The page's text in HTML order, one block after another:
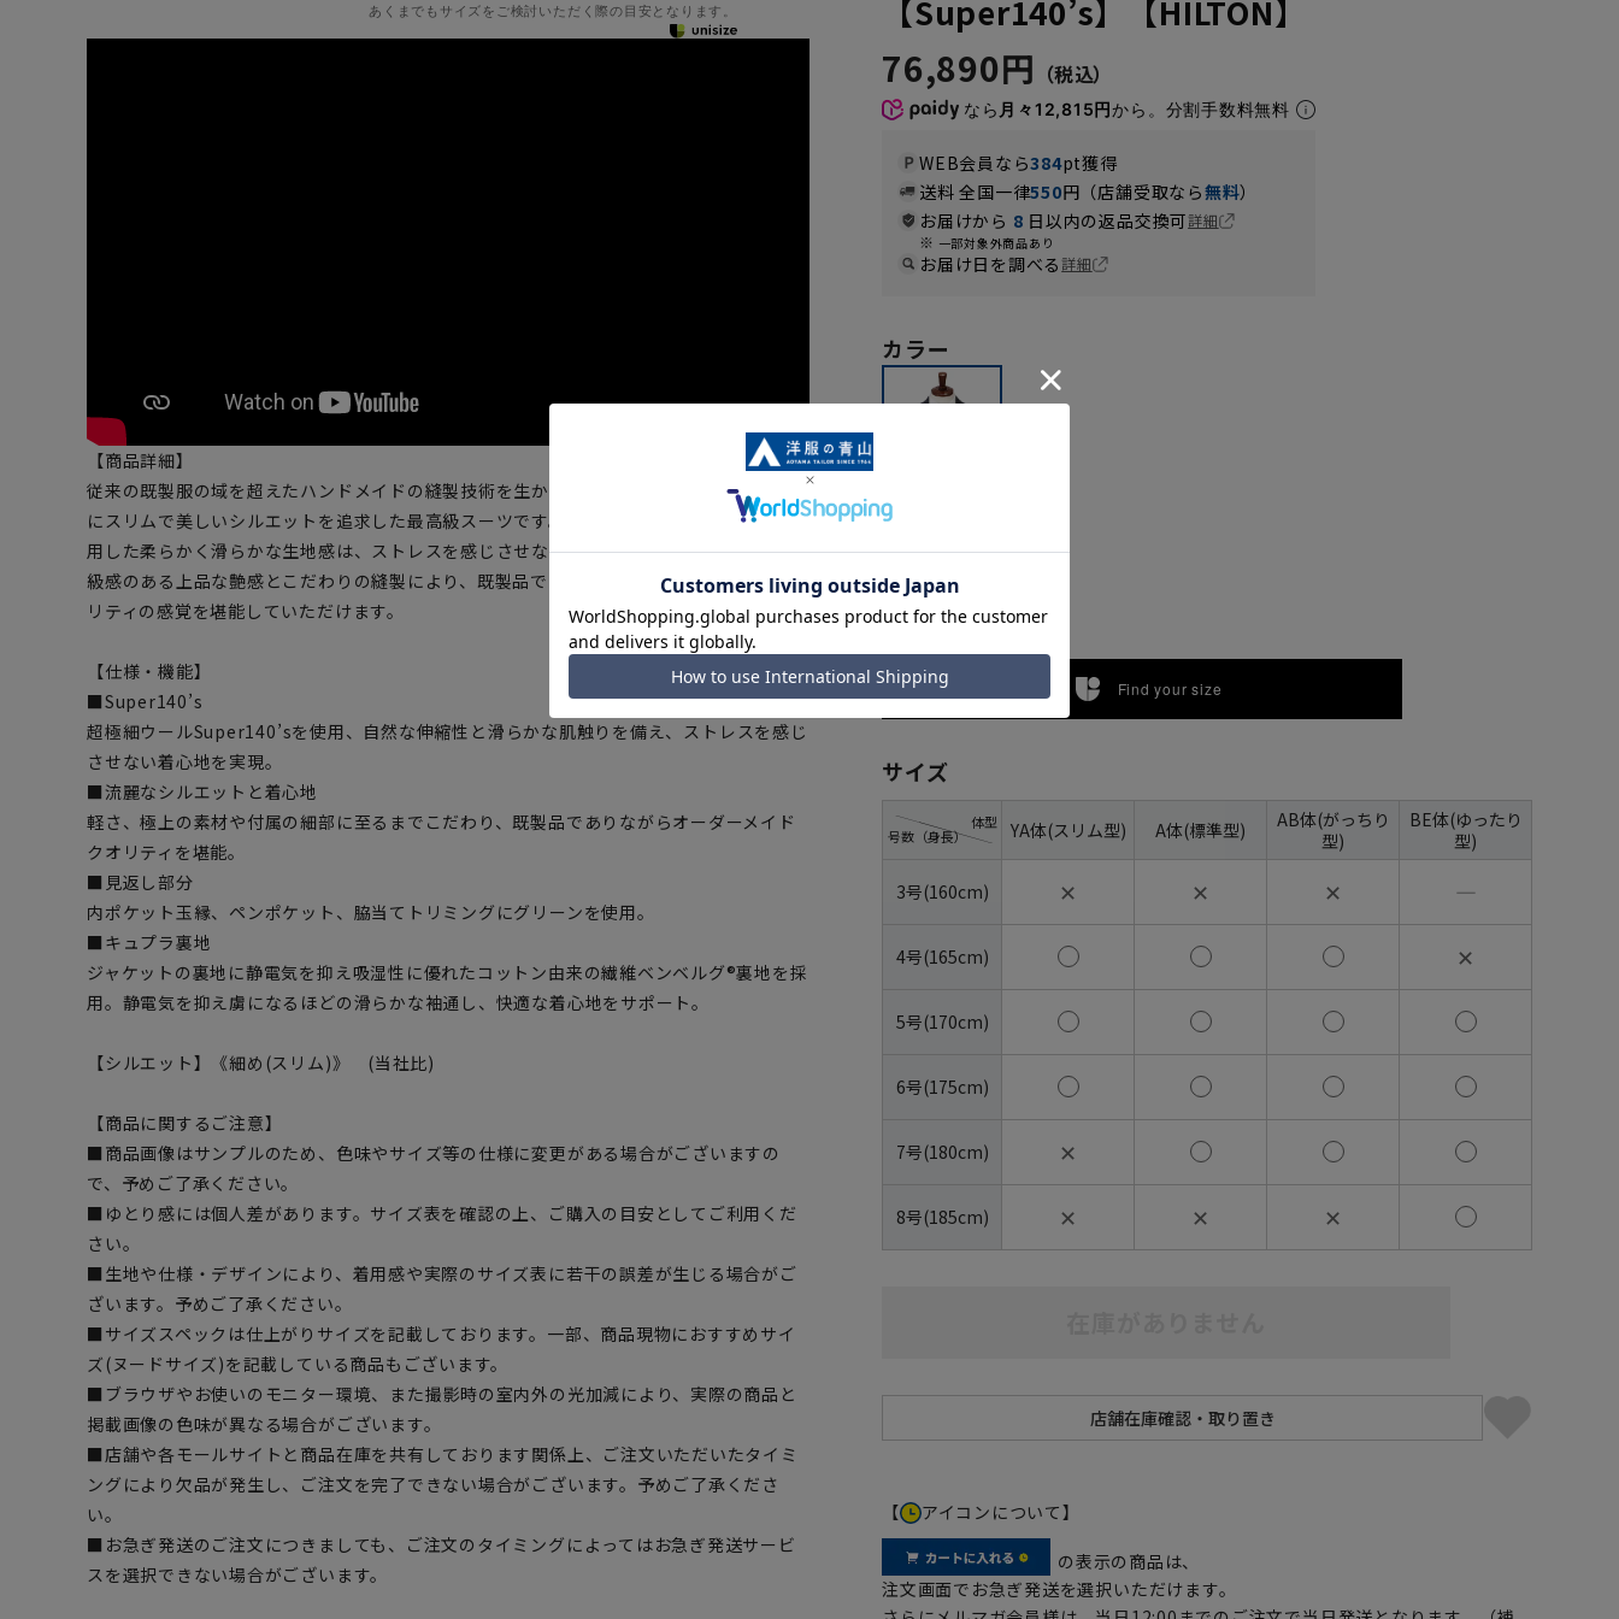
あくまでもサイズをご検討いただく際の目安となります。
【商品詳細】
従来の既製服の域を超えたハンドメイドの縫製技術を生かし、イタリアンクラシコを基調
にスリムで美しいシルエットを追求した最高級スーツです。超極細ウールSuper140’sを使
用した柔らかく滑らかな生地感は、ストレスを感じさせない快適な着用感を与えます。高
級感のある上品な艶感とこだわりの縫製により、既製品でありながらオーダーメイドクオ
リティの感覚を堪能していただけます。
【仕様・機能】
■Super140’s
超極細ウールSuper140’sを使用、自然な伸縮性と滑らかな肌触りを備え、ストレスを感じ
させない着心地を実現。
■流麗なシルエットと着心地
軽さ、極上の素材や付属の細部に至るまでこだわり、既製品でありながらオーダーメイド
クオリティを堪能。
■見返し部分
内ポケット玉縁、ペンポケット、脇当てトリミングにグリーンを使用。
■キュプラ裏地
ジャケットの裏地に静電気を抑え吸湿性に優れたコットン由来の繊維ベンベルグ®裏地を採
用。静電気を抑え虜になるほどの滑らかな袖通し、快適な着心地をサポート。
【シルエット】《細め(スリム)》 (当社比)
【商品に関するご注意】
■商品画像はサンプルのため、色味やサイズ等の仕様に変更がある場合がございますの
で、予めご了承ください。
■ゆとり感には個人差があります。サイズ表を確認の上、ご購入の目安としてご利用くだ
さい。
■生地や仕様・デザインにより、着用感や実際のサイズ表に若干の誤差が生じる場合がご
ざいます。予めご了承ください。
■サイズスペックは仕上がりサイズを記載しております。一部、商品現物におすすめサイ
ズ(ヌードサイズ)を記載している商品もございます。
■ブラウザやお使いのモニター環境、また撮影時の室内外の光加減により、実際の商品と
掲載画像の色味が異なる場合がございます。
■店舗や各モールサイトと商品在庫を共有しております関係上、ご注文いただいたタイミ
ングにより欠品が発生し、ご注文を完了できない場合がございます。予めご了承くださ
い。
■お急ぎ発送のご注文につきましても、ご注文のタイミングによってはお急ぎ発送サービ
スを選択できない場合がございます。
【Super140’s】【HILTON】
76,890円
なら 月々12,815円から。分割手数料無料
WEB会員なら384pt獲得
送料 全国一律550円（店舗受取なら無料）
お届けから 8 日以内の返品交換可詳細
一部対象外商品あり
お届け日を調べる詳細
カラー
ネイビー
Find your size
サイズ
号数（身長）
体型 YA体(スリム型) A体(標準型)
AB体(がっちり
型)
BE体(ゆったり
型)
3号(160cm) ✕ ✕ ✕ ―
4号(165cm) ✕
5号(170cm)
6号(175cm)
7号(180cm) ✕
8号(185cm) ✕ ✕ ✕
【 アイコンについて】
の表示の商品は、
注文画面でお急ぎ発送を選択いただけます。